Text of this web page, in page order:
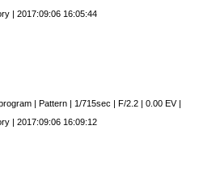
| 2017:09:06 16:05:44
| Pattern | 1/715sec | F/2.2 | 0.00 EV|
| 2017:09:06 16:09:12